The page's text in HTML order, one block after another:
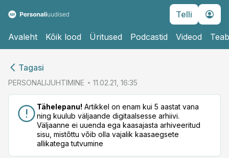
Telli
Avaleht Kõik lood Üritused Podcastid Videod
Tagasi
PERSONALIJUHTIMINE 11.02.21, 16:35
Tähelepanu! Artikkel on enam kui 5 aastat vana
ning kuulub väljaande digitaalsesse arhiivi.
Väljaanne ei uuenda ega kaasajasta arhiveeritud
sisu, mistõttu võib olla vajalik kaasaegsete
allikatega tutvumine